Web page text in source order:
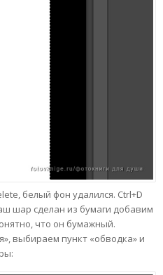
белый фон удалился. Ctrl+D
шар сделан из бумаги добавим
что он бумажный.
выбираем пункт «обводка» и